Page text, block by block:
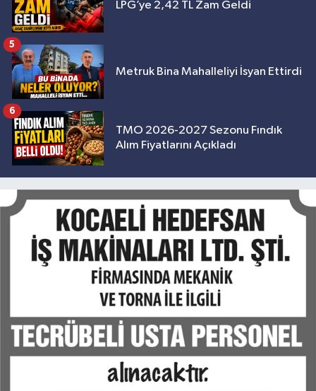
LPG’ye 2,42 TL Zam Geldi
Metruk Bina Mahalleliyi İsyan Ettirdi
5
TMO 2026-2027 Sezonu Fındık
Alım Fiyatlarını Açıkladı
6